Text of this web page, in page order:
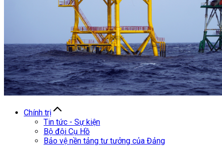
Chính trị
Tin tức - Sự kiện
Bộ đội Cụ Hồ
Bảo vệ nền tảng tư tưởng của Đảng